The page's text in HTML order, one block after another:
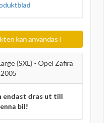
kan användas i
(SXL) - Opel Zafira
endast dras ut till
bil!